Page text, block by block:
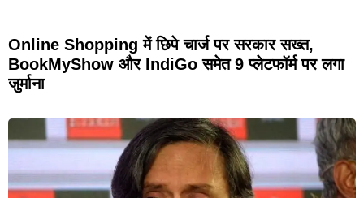
Online Shopping में छिपे चार्ज पर सरकार सख्त,
BookMyShow और IndiGo समेत 9 प्लेटफॉर्म पर लगा
जुर्माना